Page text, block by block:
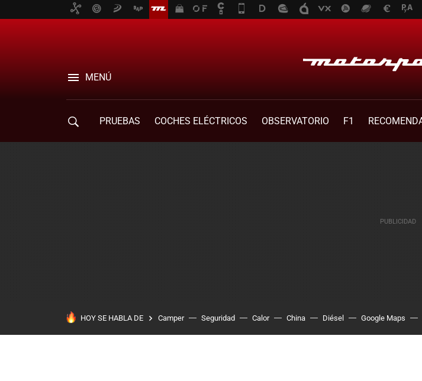
MENÚ
PRUEBAS COCHES ELÉCTRICOS OBSERVATORIO F1
HOY SE HABLA DE Camper Seguridad Calor China Diésel Google Maps